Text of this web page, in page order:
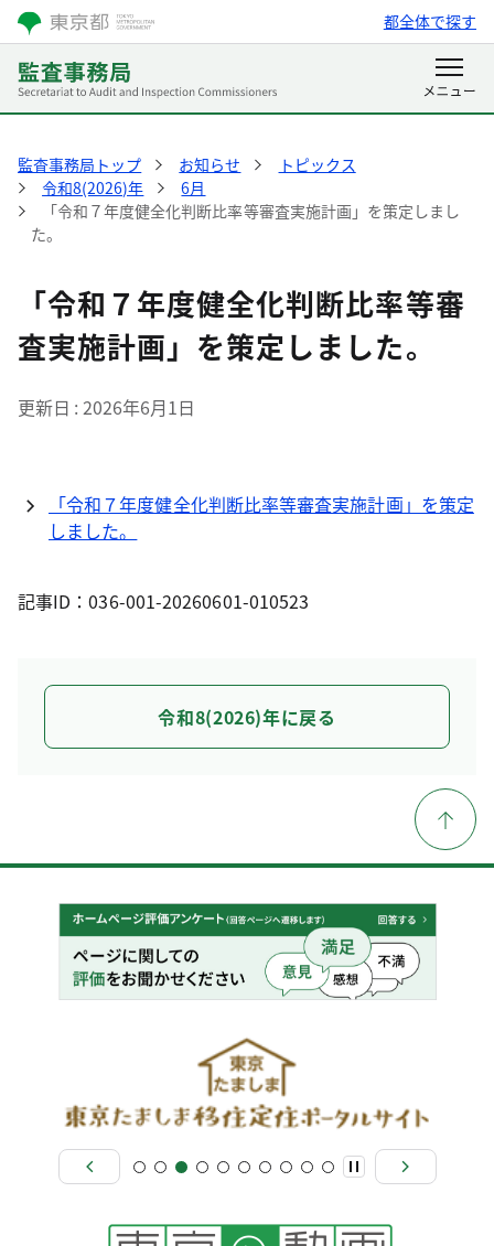
都全体で探す
監査事務局トップ お知らせ
トピックス
令和8(2026)年
6月
「令和７年度健全化判断比率等審査実施計画」を策定しまし
た。
「令和７年度健全化判断比率等審
査実施計画」を策定しました。
更新日 2026年6月1日
「令和７年度健全化判断比率等審査実施計画」を策定
しました。
記事ID：036-001-20260601-010523
令和8(2026)年に戻る